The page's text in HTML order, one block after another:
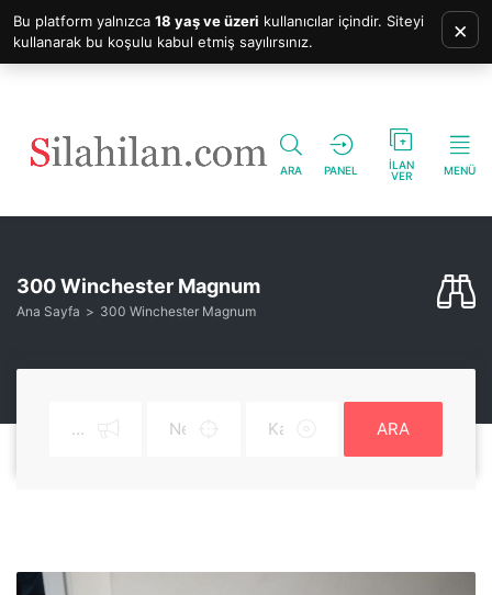
ARA PANEL
İLAN
VER
MENÜ
300 Winchester Magnum
Ana Sayfa 300 Winchester Magnum
ARA
Bu platform yalnızca 18 yaş ve üzeri kullanıcılar içindir. Siteyi
kullanarak bu koşulu kabul etmiş sayılırsınız.
×